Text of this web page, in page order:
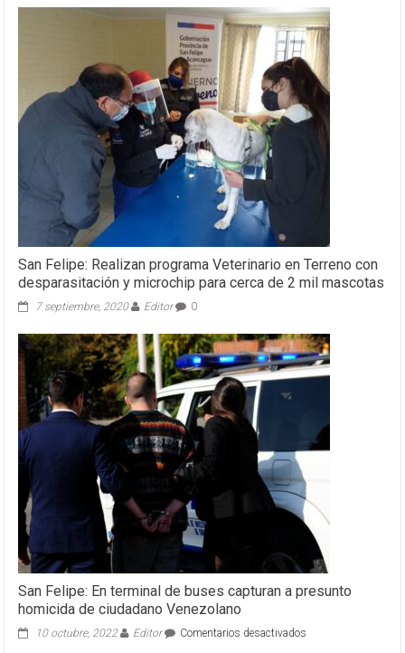
San Felipe: Realizan programa Veterinario en Terreno con
desparasitación y microchip para cerca de 2 mil mascotas
7 septiembre, 2020 Editor 0
San Felipe: En terminal de buses capturan a presunto
homicida de ciudadano Venezolano
10 octubre, 2022 Editor Comentarios desactivados